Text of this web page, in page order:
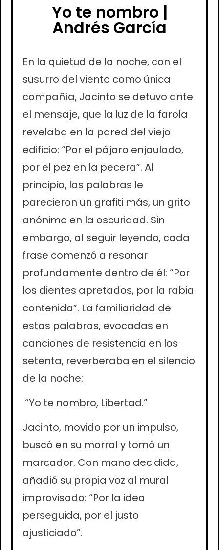
Yo te nombro |
Andrés García
En la quietud de la noche, con el
susurro del viento como única
compañía, Jacinto se detuvo ante
el mensaje, que la luz de la farola
revelaba en la pared del viejo
edificio: “Por el pájaro enjaulado,
por el pez en la pecera”. Al
principio, las palabras le
parecieron un grafiti más, un grito
anónimo en la oscuridad. Sin
embargo, al seguir leyendo, cada
frase comenzó a resonar
profundamente dentro de él: “Por
los dientes apretados, por la rabia
contenida”. La familiaridad de
estas palabras, evocadas en
canciones de resistencia en los
setenta, reverberaba en el silencio
de la noche:
“Yo te nombro, Libertad.”
Jacinto, movido por un impulso,
buscó en su morral y tomó un
marcador. Con mano decidida,
añadió su propia voz al mural
improvisado: “Por la idea
perseguida, por el justo
ajusticiado”.